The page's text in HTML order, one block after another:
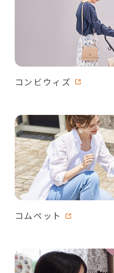
コンビウィズ
コムペット